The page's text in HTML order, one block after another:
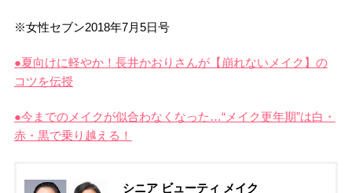
※女性セブン2018年7月5日号
●夏向けに軽やか！長井かおりさんが【崩れないメイク】の
コツを伝授
●今までのメイクが似合わなくなった…“メイク更年期”は白・
赤・黒で乗り越える！
シニア ビューティ メイク